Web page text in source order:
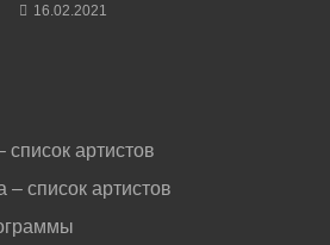
16.02.2021
список артистов
– список артистов